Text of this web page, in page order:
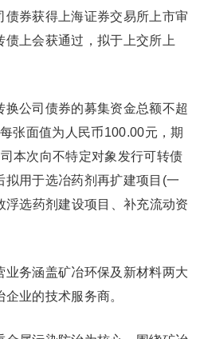
券获得上海证券交易所上市审
上会获通过，拟于上交所上
公司债券的募集资金总额不超
张面值为人民币100.00元，期
本次向不特定对象发行可转债
用于选冶药剂再扩建项目(一
选药剂建设项目、补充流动资
务涵盖矿冶环保及新材料两大
业的技术服务商。